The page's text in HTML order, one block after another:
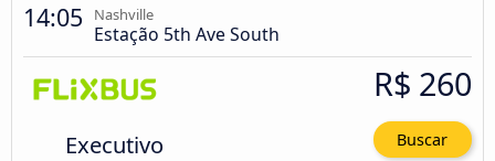
14:05 Nashville
Estação 5th Ave South
Executivo
R$ 260
Buscar